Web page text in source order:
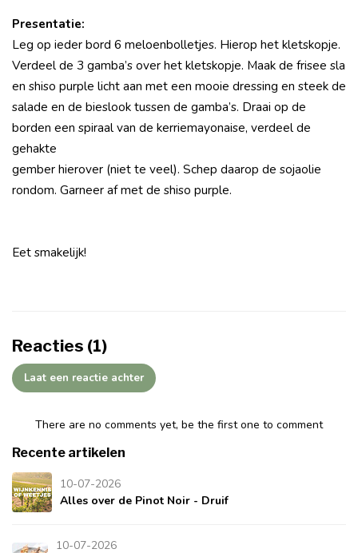
Presentatie:
Leg op ieder bord 6 meloenbolletjes. Hierop het kletskopje.
Verdeel de 3 gamba’s over het kletskopje. Maak de frisee sla
en shiso purple licht aan met een mooie dressing en steek de
salade en de bieslook tussen de gamba’s. Draai op de
borden een spiraal van de kerriemayonaise, verdeel de
gehakte
gember hierover (niet te veel). Schep daarop de sojaolie
rondom. Garneer af met de shiso purple.
Eet smakelijk!
Reacties (1)
Laat een reactie achter
There are no comments yet, be the first one to comment
Recente artikelen
10-07-2026
Alles over de Pinot Noir - Druif
10-07-2026